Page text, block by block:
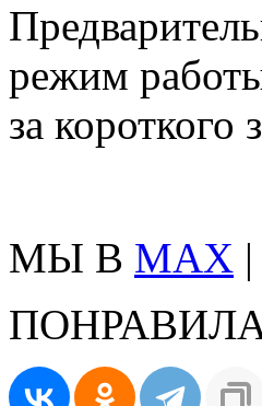
режим
за короткого
МЫ В MAX |